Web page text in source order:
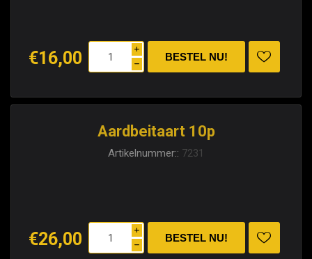
€16,00 i
h
Aardbeitaart 10p
Artikelnummer:: 7231
€26,00 i
h